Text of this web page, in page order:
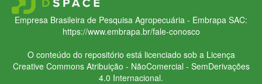
Empresa Brasileira de Pesquisa Agropecuária - Embrapa SAC:
https://www.embrapa.br/fale-conosco
O conteúdo do repositório está licenciado sob a Licença
Creative CommonsAtribuição - NãoComercial - SemDerivações
4.0 Internacional.